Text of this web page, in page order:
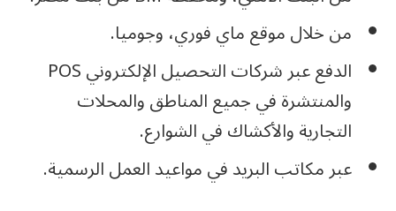
من خلال موقع ماي فوري، وجوميا.
الدفع عبر شركات التحصيل الإلكتروني POS
والمنتشرة في جميع المناطق والمحلات
التجارية والأكشاك في الشوارع.
عبر مكاتب البريد في مواعيد العمل الرسمية.